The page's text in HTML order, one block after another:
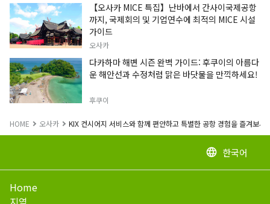
【오사카 MICE 특집】난바에서 간사이국제공항
까지, 국제회의 및 기업연수에 최적의 MICE 시설
가이드
오사카
다카하마 해변 시즌 완벽 가이드: 후쿠이의 아름다
운 해안선과 수정처럼 맑은 바닷물을 만끽하세요!
후쿠이
HOME 오사카 KIX 컨시어지 서비스와 함께 편안하고 특별한 공항 경험을 즐겨보세
language 한국어
Home